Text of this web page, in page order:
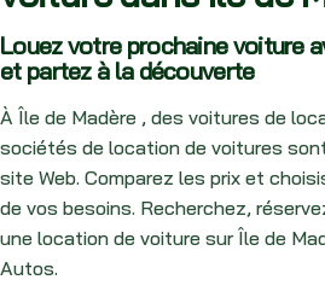
Louez votre prochaine voiture
et partez à la découverte
À Île de Madère , des voitures de
sociétés de location de voitures
site Web. Comparez les prix et
de vos besoins. Recherchez,
une location de voiture sur Île de
Autos.